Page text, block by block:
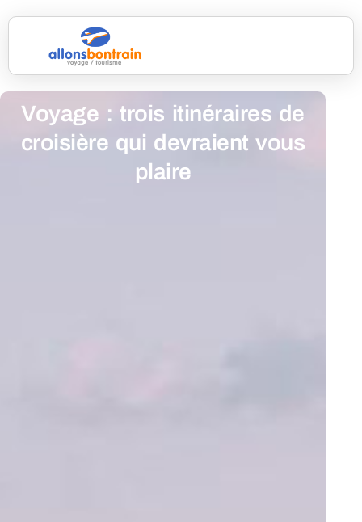
Voyage : trois itinéraires de
croisière qui devraient vous
plaire